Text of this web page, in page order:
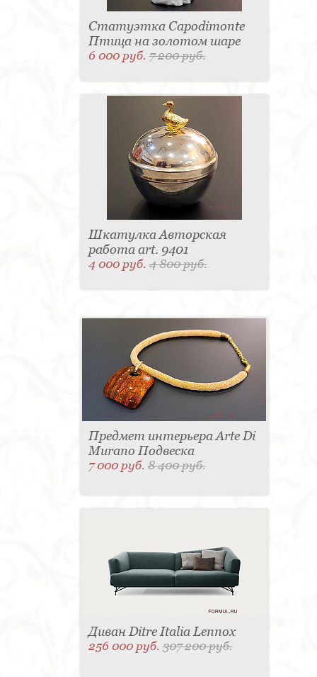
Статуэтка Capodimonte
Птица на золотом шаре
6 000 руб.7 200 руб.
Шкатулка Авторская
работа art. 9401
4 000 руб.4 800 руб.
Предмет интерьера Arte Di
Murano Подвеска
7 000 руб.8 400 руб.
Диван Ditre Italia Lennox
256 000 руб.307 200 руб.